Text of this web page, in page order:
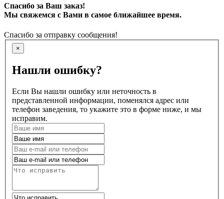
Спасибо за Ваш заказ!
Мы свяжемся с Вами в самое ближайшее время.
Спасибо за отправку сообщения!
×
Нашли ошибку?
Если Вы нашли ошибку или неточность в
представленной информации, поменялся адрес или
телефон заведения, то укажите это в форме ниже, и мы
исправим.